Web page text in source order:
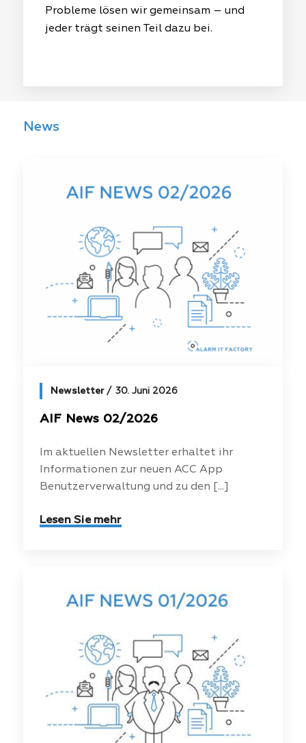
Probleme lösen wir gemeinsam – und
jeder trägt seinen Teil dazu bei.
News
Newsletter 30. Juni 2026
AIF News 02/2026
Im aktuellen Newsletter erhaltet ihr
Informationen zur neuen ACC App
Benutzerverwaltung und zu den [...]
Lesen Sie mehr